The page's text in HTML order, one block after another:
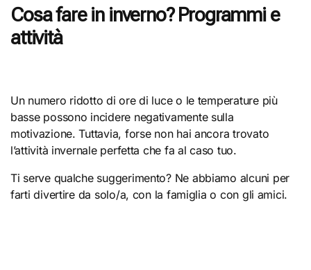
Cosa fare in inverno? Programmi e
attività
Un numero ridotto di ore di luce o le temperature più
basse possono incidere negativamente sulla
motivazione. Tuttavia, forse non hai ancora trovato
l’attività invernale perfetta che fa al caso tuo.
Ti serve qualche suggerimento? Ne abbiamo alcuni per
farti divertire da solo/a, con la famiglia o con gli amici.